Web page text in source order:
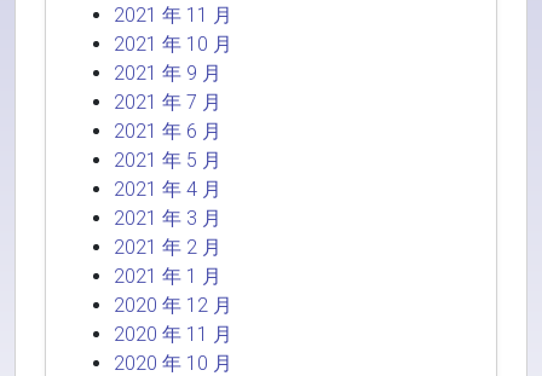
2021 年 11 月
2021 年 10 月
2021 年 9 月
2021 年 7 月
2021 年 6 月
2021 年 5 月
2021 年 4 月
2021 年 3 月
2021 年 2 月
2021 年 1 月
2020 年 12 月
2020 年 11 月
2020 年 10 月